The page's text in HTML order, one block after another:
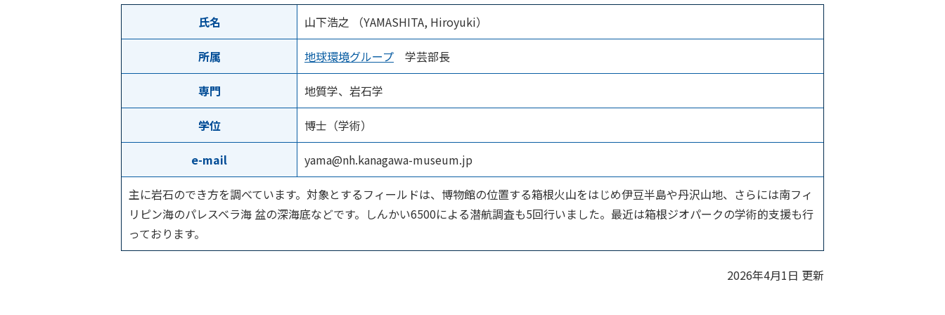
氏名 山下浩之 （YAMASHITA, Hiroyuki）
所属 地球環境グループ 学芸部長
専門 地質学、岩石学
学位 博士（学術）
e-mail yama@nh.kanagawa-museum.jp
主に岩石のでき方を調べています。対象とするフィールドは、博物館の位置する箱根火山をはじめ伊豆半島や丹沢山地、さらには南フィ
リピン海のパレスベラ海 盆の深海底などです。しんかい6500による潜航調査も5回行いました。最近は箱根ジオパークの学術的支援も行
っております。
2026年4月1日 更新